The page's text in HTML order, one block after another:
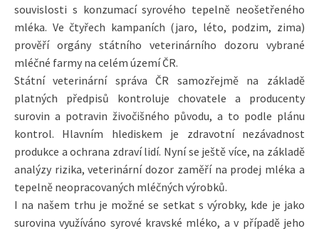
souvislosti s konzumací syrového tepelně neošetřeného
mléka. Ve čtyřech kampaních (jaro, léto, podzim, zima)
prověří orgány státního veterinárního dozoru vybrané
mléčné farmy na celém území ČR.
Státní veterinární správa ČR samozřejmě na základě
platných předpisů kontroluje chovatele a producenty
surovin a potravin živočišného původu, a to podle plánu
kontrol. Hlavním hlediskem je zdravotní nezávadnost
produkce a ochrana zdraví lidí. Nyní se ještě více, na základě
analýzy rizika, veterinární dozor zaměří na prodej mléka a
tepelně neopracovaných mléčných výrobků.
I na našem trhu je možné se setkat s výrobky, kde je jako
surovina využíváno syrové kravské mléko, a v případě jeho